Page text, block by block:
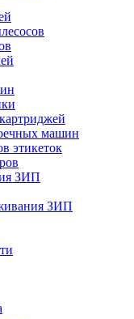
машин
этикеток
ЗИП
ЗИП